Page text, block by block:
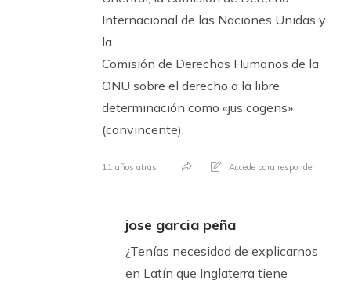
Internacional de las Naciones Unidas y
la
Comisión de Derechos Humanos de la
ONU sobre el derecho a la libre
determinación como «jus cogens»
(convincente).
11 años atrás Accede para responder
jose garcia peña
¿Tenías necesidad de explicarnos
en Latín que Inglaterra tiene